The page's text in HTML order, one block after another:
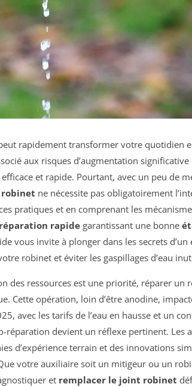
rapidement transformer votre quotidien
aux risques d’augmentation significative
et rapide. Pourtant, avec un peu de
ne nécessite pas obligatoirement
pratiques et en comprenant les
réparation rapide garantissant une bonne
vous invite à plonger dans les secrets
robinet et éviter les gaspillages d’eau
des ressources est une priorité, réparer un
Cette opération, loin d’être anodine,
avec les tarifs de l’eau en hausse et un
réparation devient un réflexe pertinent. Les
d’expérience terrain et des innovations
votre auxiliaire soit un mitigeur ou un
et remplacer le joint robinet